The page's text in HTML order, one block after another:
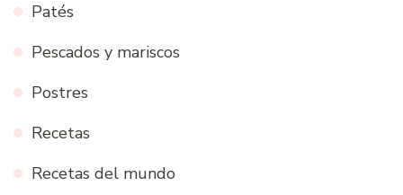
Patés
Pescados y mariscos
Postres
Recetas
Recetas del mundo